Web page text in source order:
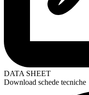
DATA SHEET
Download schede tecniche